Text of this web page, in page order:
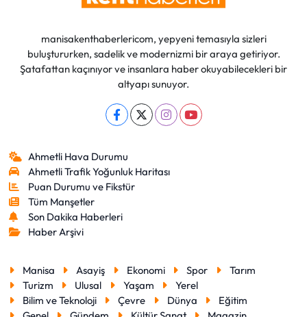
manisakenthaberlericom, yepyeni temasıyla sizleri
buluştururken, sadelik ve modernizmi bir araya getiriyor.
Şatafattan kaçınıyor ve insanlara haber okuyabilecekleri bir
altyapı sunuyor.
Ahmetli Hava Durumu
Ahmetli Trafik Yoğunluk Haritası
Puan Durumu ve Fikstür
Tüm Manşetler
Son Dakika Haberleri
Haber Arşivi
Manisa Asayiş Ekonomi Spor
Tarım
Turizm
Ulusal Yaşam
Yerel
Bilim ve Teknoloji
Çevre Dünya
Eğitim